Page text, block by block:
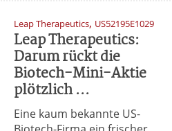
Leap Therapeutics, US52195E1029
Leap Therapeutics:
Darum rückt die
Biotech-Mini-Aktie
plötzlich ...
Eine kaum bekannte US-